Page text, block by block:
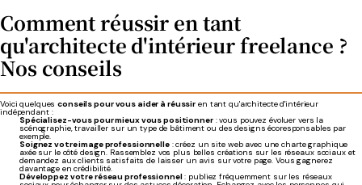
Comment réussir en tant
qu'architecte d'intérieur freelance ?
Nos conseils
Voici quelquesconseils pour vous aider à réussir en tant qu'architecte d'intérieur
indépendant :
Spécialisez-vous pour mieux vous positionner: vous pouvez évoluer vers la
scénographie, travailler sur un type de bâtiment ou des designs écoresponsables par
exemple.
Soignez votre image professionnelle: créez un site web avec une charte graphique
axée sur le côté design. Rassemblez vos plus belles créations sur les réseaux sociaux et
demandez aux clients satisfaits de laisser un avis sur votre page. Vous gagnerez
davantage en crédibilité.
Développez votre réseau professionnel: publiez fréquemment sur les réseaux